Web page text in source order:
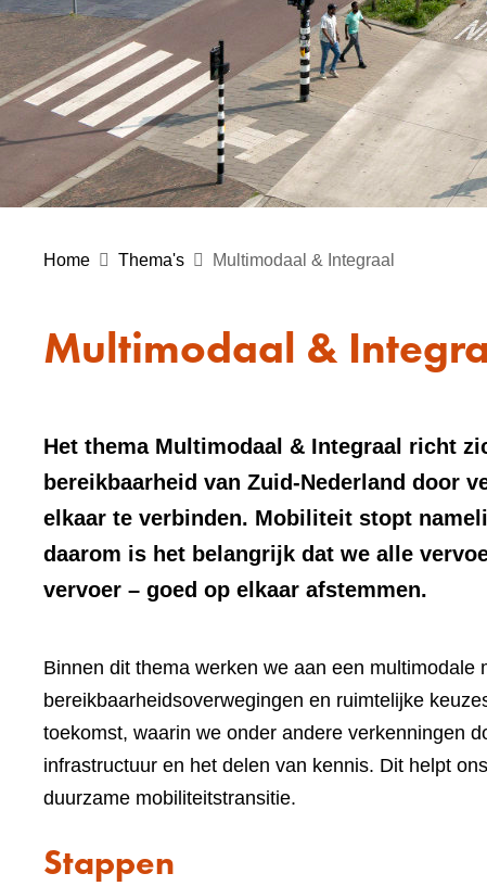
Home Thema's Multimodaal & Integraal
Multimodaal &
Het thema Multimodaal & Integraal richt
bereikbaarheid van Zuid-Nederland door
elkaar te verbinden. Mobiliteit stopt
daarom is het belangrijk dat we alle
vervoer – goed op elkaar afstemmen.
Binnen dit thema werken we aan een
bereikbaarheidsoverwegingen en ruimtelijke
toekomst, waarin we onder andere verkenningen
infrastructuur en het delen van kennis. Dit helpt
duurzame mobiliteitstransitie.
Stappen